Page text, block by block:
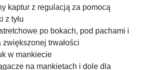
kaptur z regulacją za pomocą
z tyłu
po bokach, pod pachami i
trwałości
w mankiecie
na mankietach i dole dla